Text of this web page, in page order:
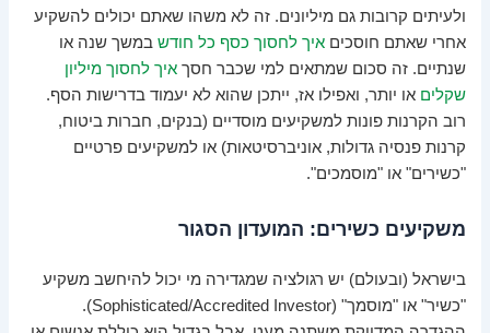
ולעיתים קרובות גם מיליונים. זה לא משהו שאתם יכולים להשקיע
אחרי שאתם חוסכיםאיך לחסוך כסף כל חודש במשך שנה או
שנתיים. זה סכום שמתאים למי שכבר חסךאיך לחסוך מיליון
שקלים או יותר, ואפילו אז, ייתכן שהוא לא יעמוד בדרישות הסף.
רוב הקרנות פונות למשקיעים מוסדיים (בנקים, חברות ביטוח,
קרנות פנסיה גדולות, אוניברסיטאות) או למשקיעים פרטיים
"כשירים" או "מוסמכים".
משקיעים כשירים: המועדון הסגור
בישראל (ובעולם) יש רגולציה שמגדירה מי יכול להיחשב משקיע
"כשיר" או "מוסמך" (Sophisticated/Accredited Investor).